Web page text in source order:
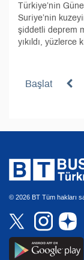
Türkiye’nin
Suriye’nin
şiddetli deprem
yıkıldı, yüzlerce
Başlat
© 2026 BT Tüm hakları